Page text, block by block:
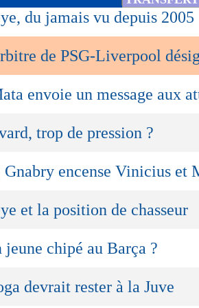
du jamais vu depuis 2005
de PSG-Liverpool
envoie un message aux
trop de pression ?
Gnabry encense Vinicius et
et la position de chasseur
jeune chipé au Barça ?
devrait rester à la Juve